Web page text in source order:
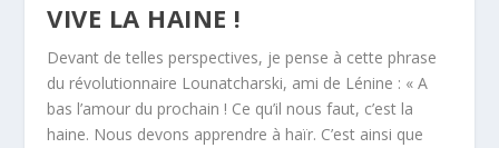
VIVE LA HAINE !
Devant de telles perspectives, je pense à cette phrase
du révolutionnaire Lounatcharski, ami de Lénine : «A
bas l’amour du prochain ! Ce qu’il nous faut, c’est la
haine. Nous devons apprendre à haïr. C’est ainsi que